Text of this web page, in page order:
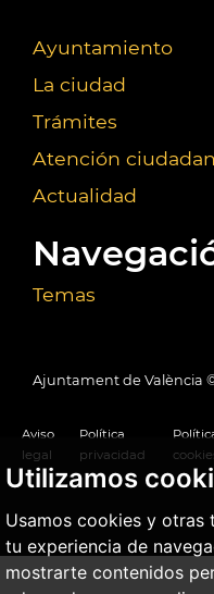
Utilizamos
Usamos cookies y otras
tu experiencia de
mostrarte contenidos
Ayuntamiento
La ciudad
Trámites
Atención
Actualidad
Temas
Ajuntament de València
Aviso
legal
Política
privacidad